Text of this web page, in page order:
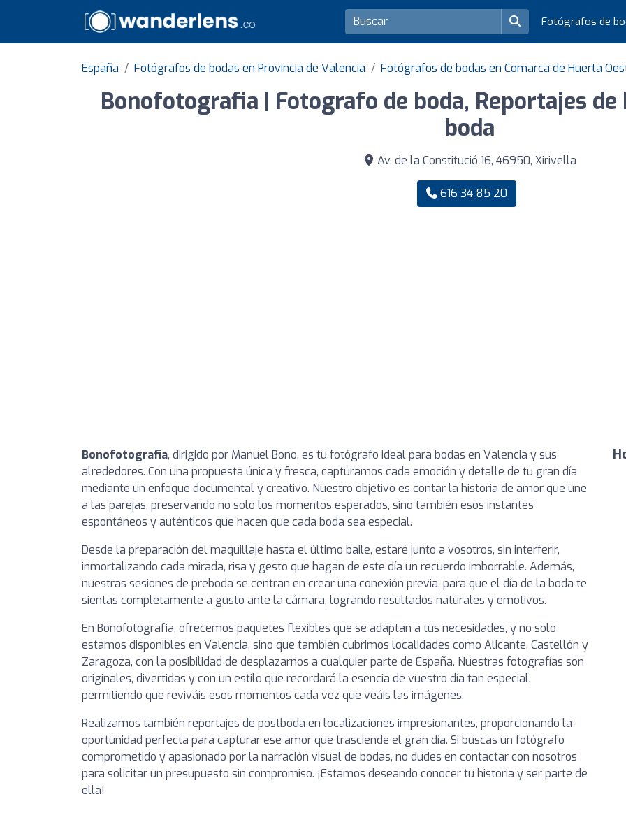
Fotógrafos de
España Fotógrafos de bodas en Provincia de Valencia Fotógrafos de bodas en Comarca de Huerta
Bonofotografia | Fotografo de boda, Reportajes de
boda
Av. de la Constitució 16, 46950, Xirivella
616 34 85 20
Bonofotografia, dirigido por Manuel Bono, es tu fotógrafo ideal para bodas en Valencia y sus
alrededores. Con una propuesta única y fresca, capturamos cada emoción y detalle de tu gran día
mediante un enfoque documental y creativo. Nuestro objetivo es contar la historia de amor que une
a las parejas, preservando no solo los momentos esperados, sino también esos instantes
espontáneos y auténticos que hacen que cada boda sea especial.
Desde la preparación del maquillaje hasta el último baile, estaré junto a vosotros, sin interferir,
inmortalizando cada mirada, risa y gesto que hagan de este día un recuerdo imborrable. Además,
nuestras sesiones de preboda se centran en crear una conexión previa, para que el día de la boda te
sientas completamente a gusto ante la cámara, logrando resultados naturales y emotivos.
En Bonofotografia, ofrecemos paquetes flexibles que se adaptan a tus necesidades, y no solo
estamos disponibles en Valencia, sino que también cubrimos localidades como Alicante, Castellón y
Zaragoza, con la posibilidad de desplazarnos a cualquier parte de España. Nuestras fotografías son
originales, divertidas y con un estilo que recordará la esencia de vuestro día tan especial,
permitiendo que reviváis esos momentos cada vez que veáis las imágenes.
Realizamos también reportajes de postboda en localizaciones impresionantes, proporcionando la
oportunidad perfecta para capturar ese amor que trasciende el gran día. Si buscas un fotógrafo
comprometido y apasionado por la narración visual de bodas, no dudes en contactar con nosotros
para solicitar un presupuesto sin compromiso. ¡Estamos deseando conocer tu historia y ser parte de
ella!